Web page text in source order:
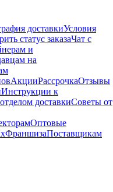
доставкиУсловия
статус заказаЧат с
и
на
АкцииРассрочкаОтзывы
Инструкции к
доставкиСоветы от
Оптовые
ФраншизаПоставщикам